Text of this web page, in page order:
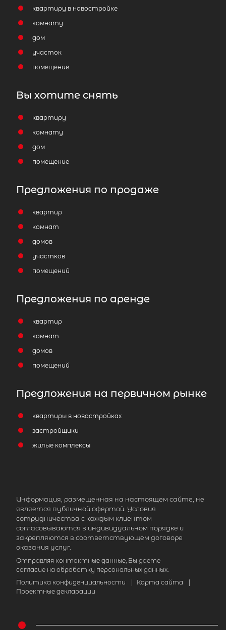
квартиру в новостройке
комнату
дом
участок
помещение
Вы хотите снять
квартиру
комнату
дом
помещение
Предложения по продаже
квартир
комнат
домов
участков
помещений
Предложения по аренде
квартир
комнат
домов
помещений
Предложения на первичном рынке
квартиры в новостройках
застройщики
жилые комплексы
Информация, размещенная на настоящем сайте, не
является публичной офертой. Условия
сотрудничества с каждым клиентом
согласовываются в индивидуальном порядке и
закрепляются в соответствующем договоре
оказания услуг.
Отправляя контактные данные, Вы даете
согласие на обработку персональных данных.
Политика конфиденциальности
Карта сайта
Проектные декларации